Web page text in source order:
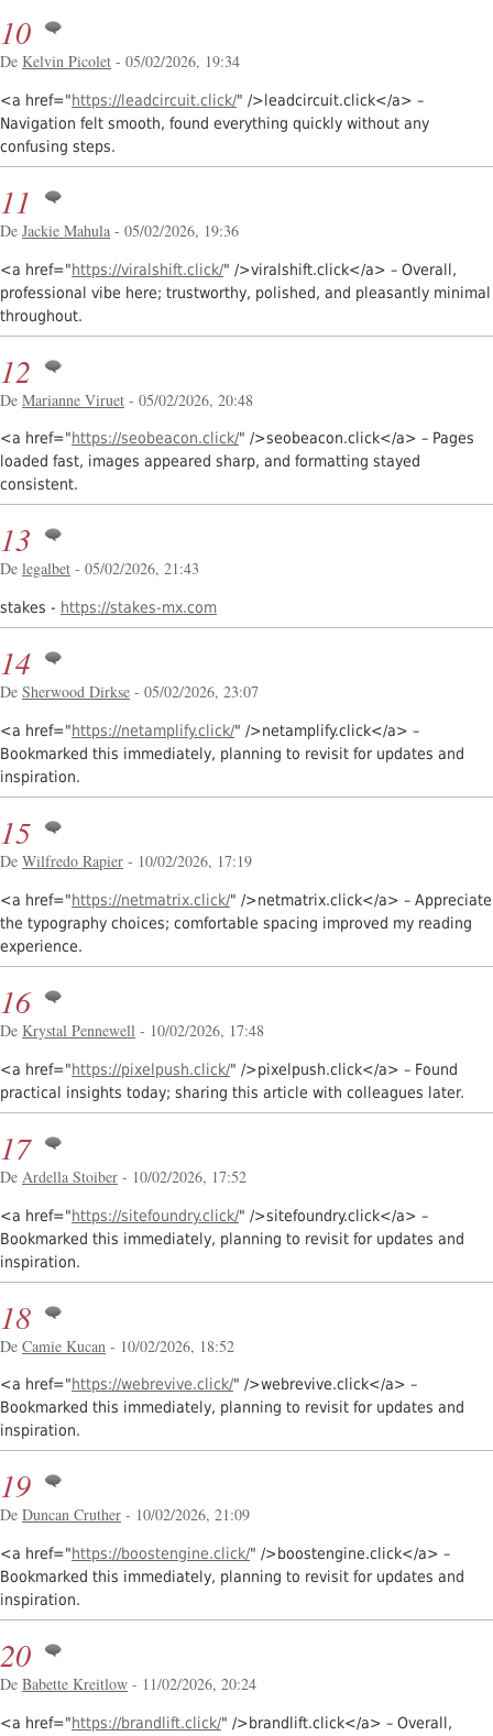
10
De Kelvin Picolet - 05/02/2026, 19:34
<a href="https://leadcircuit.click/" />leadcircuit.click</a> –
Navigation felt smooth, found everything quickly without any
confusing steps.
11
De Jackie Mahula - 05/02/2026, 19:36
<a href="https://viralshift.click/" />viralshift.click</a> – Overall,
professional vibe here; trustworthy, polished, and pleasantly minimal
throughout.
12
De Marianne Viruet - 05/02/2026, 20:48
<a href="https://seobeacon.click/" />seobeacon.click</a> – Pages
loaded fast, images appeared sharp, and formatting stayed
consistent.
13
De legalbet - 05/02/2026, 21:43
stakes - https://stakes-mx.com
14
De Sherwood Dirkse - 05/02/2026, 23:07
<a href="https://netamplify.click/" />netamplify.click</a> –
Bookmarked this immediately, planning to revisit for updates and
inspiration.
15
De Wilfredo Rapier - 10/02/2026, 17:19
<a href="https://netmatrix.click/" />netmatrix.click</a> – Appreciate
the typography choices; comfortable spacing improved my reading
experience.
16
De Krystal Pennewell - 10/02/2026, 17:48
<a href="https://pixelpush.click/" />pixelpush.click</a> – Found
practical insights today; sharing this article with colleagues later.
17
De Ardella Stoiber - 10/02/2026, 17:52
<a href="https://sitefoundry.click/" />sitefoundry.click</a> –
Bookmarked this immediately, planning to revisit for updates and
inspiration.
18
De Camie Kucan - 10/02/2026, 18:52
<a href="https://webrevive.click/" />webrevive.click</a> –
Bookmarked this immediately, planning to revisit for updates and
inspiration.
19
De Duncan Cruther - 10/02/2026, 21:09
<a href="https://boostengine.click/" />boostengine.click</a> –
Bookmarked this immediately, planning to revisit for updates and
inspiration.
20
De Babette Kreitlow - 11/02/2026, 20:24
<a href="https://brandlift.click/" />brandlift.click</a> – Overall,